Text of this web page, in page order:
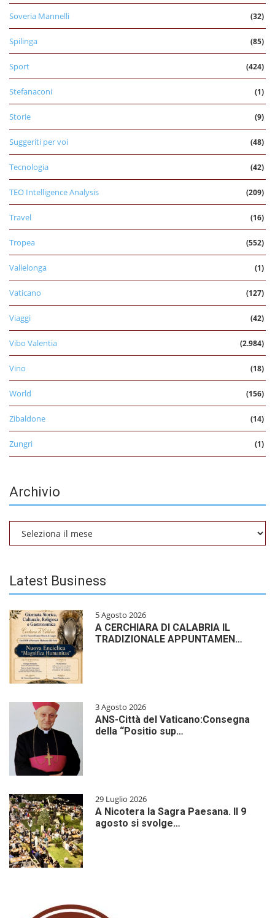
Soveria Mannelli (32)
Spilinga (85)
Sport (424)
Stefanaconi (1)
Storie (9)
Suggeriti per voi (48)
Tecnologia (42)
TEO Intelligence Analysis (209)
Travel (16)
Tropea (552)
Vallelonga (1)
Vaticano (127)
Viaggi (42)
Vibo Valentia (2.984)
Vino (18)
World (156)
Zibaldone (14)
Zungri (1)
Archivio
Latest Business
5 Agosto 2026
A CERCHIARA DI CALABRIA IL
TRADIZIONALE APPUNTAMEN…
3 Agosto 2026
ANS-Città del Vaticano:Consegna
della “Positio sup…
29 Luglio 2026
A Nicotera la Sagra Paesana. Il 9
agosto si svolge…